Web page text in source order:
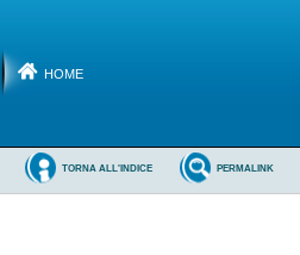
HOME
PERMALINK
TORNA ALL'INDICE